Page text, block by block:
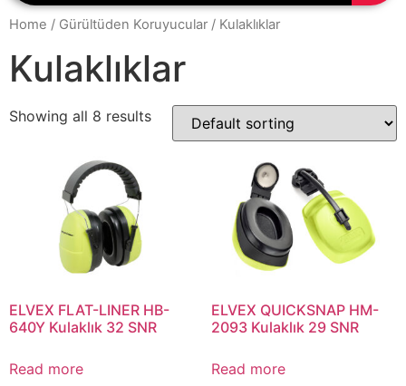
Home / Gürültüden Koruyucular / Kulaklıklar
Kulaklıklar
Showing all 8 results
ELVEX FLAT-LINER HB-
640Y Kulaklık 32 SNR
Read more
ELVEX QUICKSNAP HM-
2093 Kulaklık 29 SNR
Read more